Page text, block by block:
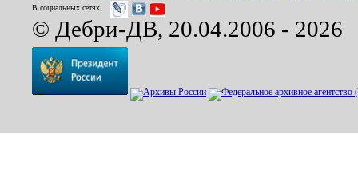
В социальных сетях:
© Дебри-ДВ, 20.04.2006 - 2026